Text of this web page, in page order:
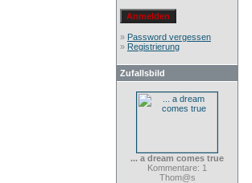
» Password vergessen
» Registrierung
Zufallsbild
... a dream comes true
Kommentare: 1
Thom@s